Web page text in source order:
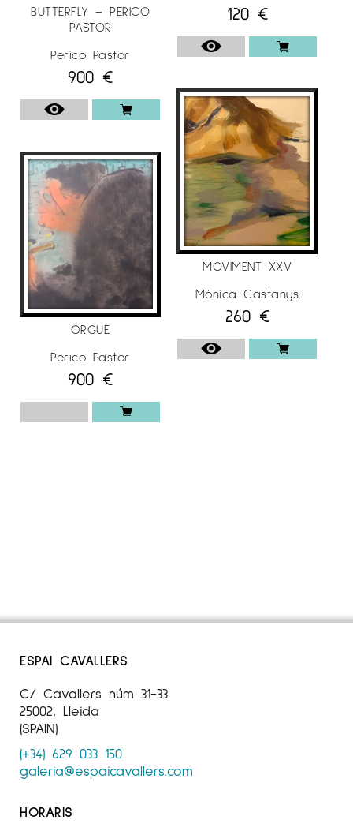
Per a més informació sobre la Col·lectiva de
Nadal 2021, a
Espai Cavallers Gallery
BUTTERFLY – PERICO
PASTOR
Perico Pastor
900 €
ORGUE
Perico Pastor
900 €
120 €
MOVIMENT XXV
Mònica Castanys
260 €
ESPAI CAVALLERS
C/ Cavallers núm 31-33
25002, Lleida
(SPAIN)
(+34) 629 033 150
galeria@espaicavallers.com
HORARIS